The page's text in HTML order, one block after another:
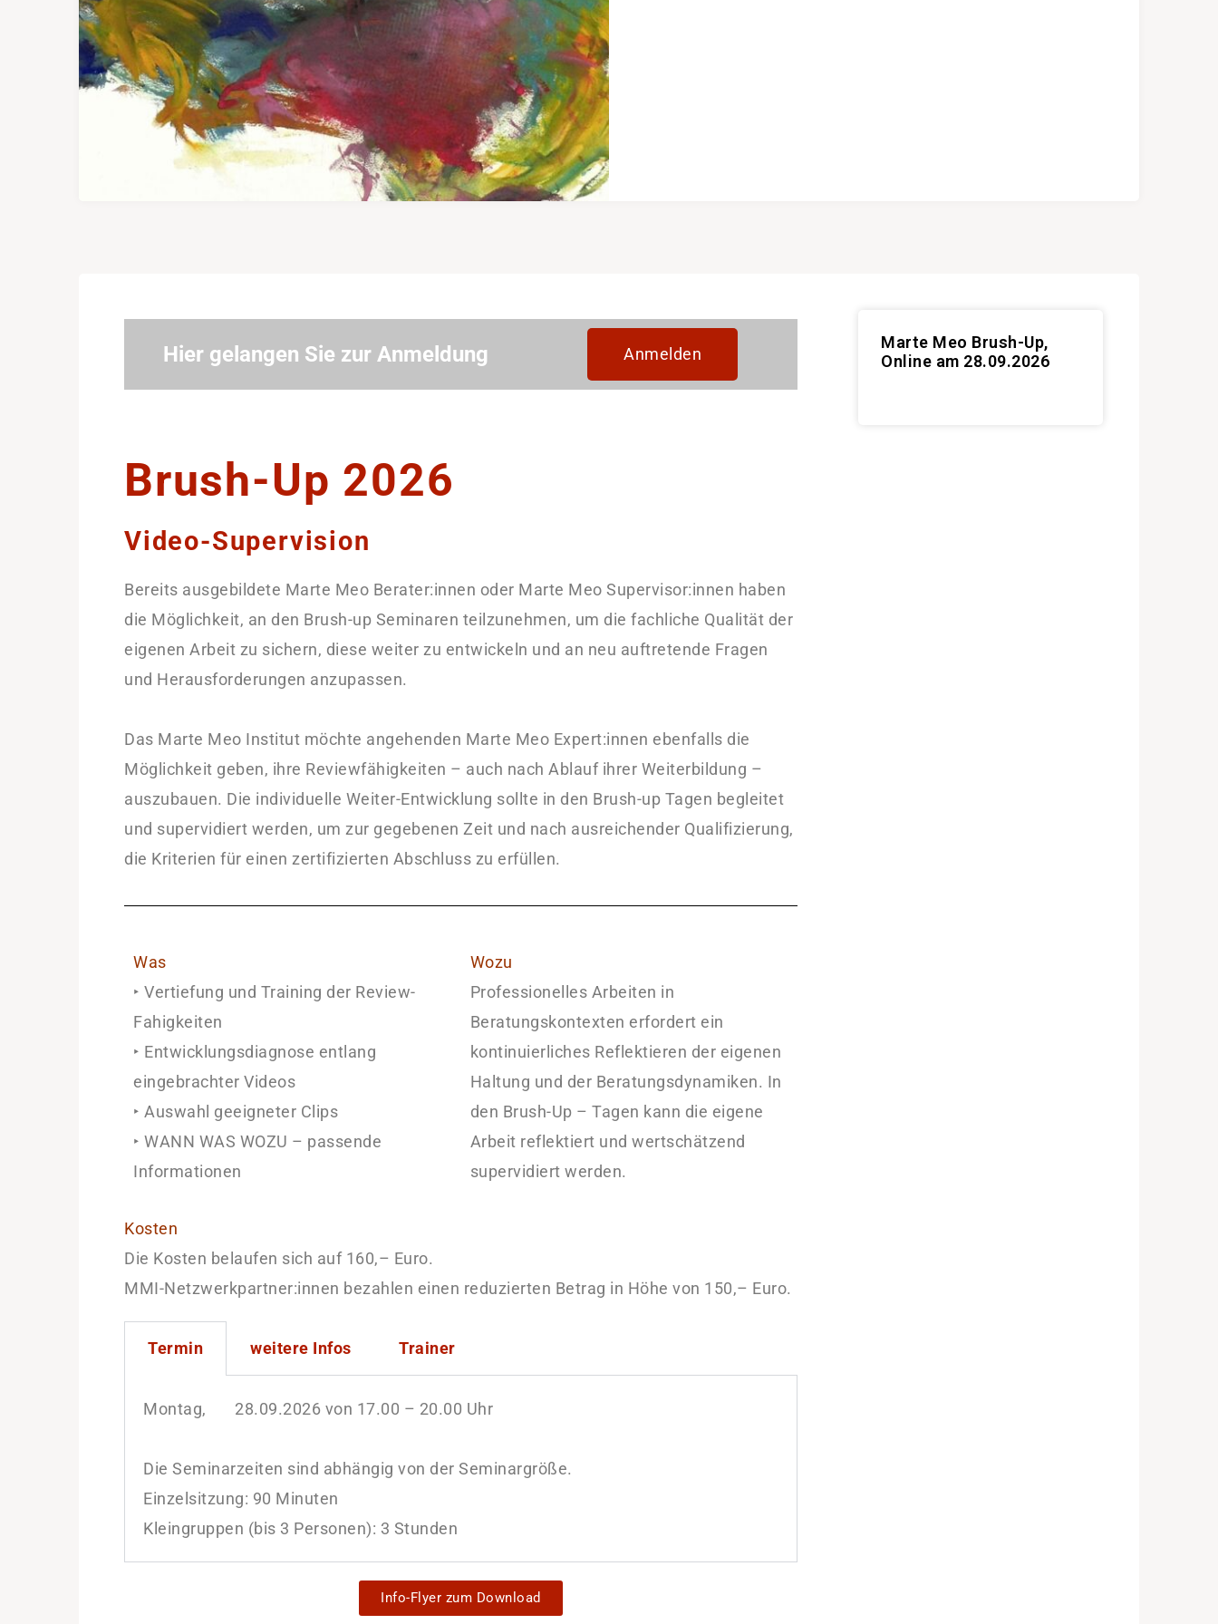
Hier gelangen Sie zur Anmeldung Anmelden
Brush-Up 2026
Video-Supervision
Bereits ausgebildete Marte Meo Berater:innen oder Marte Meo Supervisor:innen haben
die Möglichkeit, an den Brush-up Seminaren teilzunehmen, um die fachliche Qualität der
eigenen Arbeit zu sichern, diese weiter zu entwickeln und an neu auftretende Fragen
und Herausforderungen anzupassen.
Das Marte Meo Institut möchte angehenden Marte Meo Expert:innen ebenfalls die
Möglichkeit geben, ihre Reviewfähigkeiten – auch nach Ablauf ihrer Weiterbildung –
auszubauen. Die individuelle Weiter-Entwicklung sollte in den Brush-up Tagen begleitet
und supervidiert werden, um zur gegebenen Zeit und nach ausreichender Qualifizierung,
die Kriterien für einen zertifizierten Abschluss zu erfüllen.
Was
‣ Vertiefung und Training der Review-
Fahigkeiten
‣ Entwicklungsdiagnose entlang
eingebrachter Videos
‣ Auswahl geeigneter Clips
‣ WANN WAS WOZU – passende
Informationen
Wozu
Professionelles Arbeiten in
Beratungskontexten erfordert ein
kontinuierliches Reflektieren der eigenen
Haltung und der Beratungsdynamiken. In
den Brush-Up – Tagen kann die eigene
Arbeit reflektiert und wertschätzend
supervidiert werden.
Kosten
Die Kosten belaufen sich auf 160,– Euro.
MMI-Netzwerkpartner:innen bezahlen einen reduzierten Betrag in Höhe von 150,– Euro.
Termin weitere Infos Trainer
Montag, 28.09.2026 von 17.00 – 20.00 Uhr
Die Seminarzeiten sind abhängig von der Seminargröße.
Einzelsitzung: 90 Minuten
Kleingruppen (bis 3 Personen): 3 Stunden
Info-Flyer zum Download
Marte Meo Brush-Up,
Online am 28.09.2026